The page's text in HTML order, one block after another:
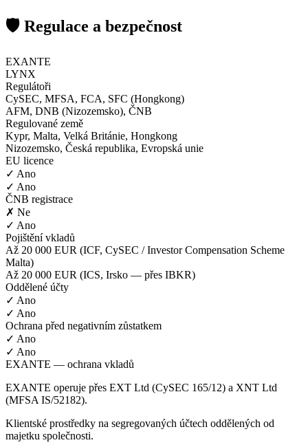
🛡️ Regulace a bezpečnost
EXANTE
LYNX
Regulátoři
CySEC, MFSA, FCA, SFC (Hongkong)
AFM, DNB (Nizozemsko), ČNB
Regulované země
Kypr, Malta, Velká Británie, Hongkong
Nizozemsko, Česká republika, Evropská unie
EU licence
✓ Ano
✓ Ano
ČNB registrace
✗ Ne
✓ Ano
Pojištění vkladů
Až 20 000 EUR (ICF, CySEC / Investor Compensation Scheme
Malta)
Až 20 000 EUR (ICS, Irsko — přes IBKR)
Oddělené účty
✓ Ano
✓ Ano
Ochrana před negativním zůstatkem
✓ Ano
✓ Ano
EXANTE — ochrana vkladů
EXANTE operuje přes EXT Ltd (CySEC 165/12) a XNT Ltd
(MFSA IS/52182).
Klientské prostředky na segregovaných účtech oddělených od
majetku společnosti.